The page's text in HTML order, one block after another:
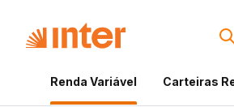
Renda Variável Carteiras